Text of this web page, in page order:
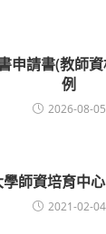
申請書(教師
例
2026-08-05
學師資培育中
2021-02-04